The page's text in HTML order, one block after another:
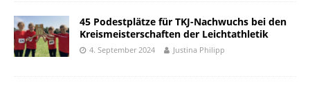
45 Podestplätze für TKJ-Nachwuchs bei den
Kreismeisterschaften der Leichtathletik
4. September 2024 Justina Philipp